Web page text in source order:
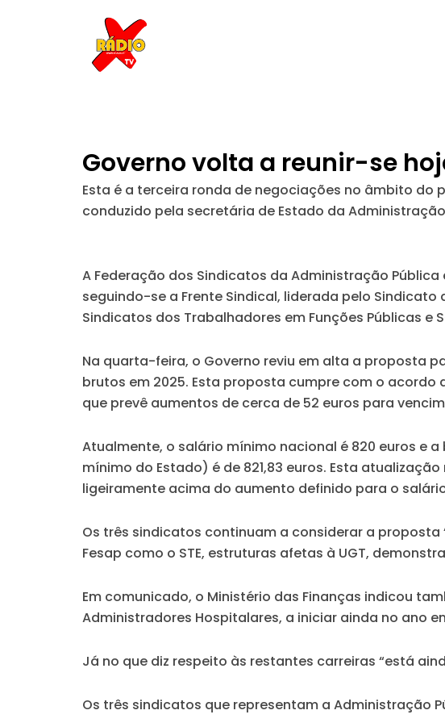
Governo volta a reunir-se
Esta é a terceira ronda de negociações no âmbito do
conduzido pela secretária de Estado da
A Federação dos Sindicatos da Administração
seguindo-se a Frente Sindical, liderada pelo Sindicato
Sindicatos dos Trabalhadores em Funções Públicas e
Na quarta-feira, o Governo reviu em alta a proposta
brutos em 2025. Esta proposta cumpre com o
que prevê aumentos de cerca de 52 euros para
Atualmente, o salário mínimo nacional é 820 euros e
mínimo do Estado) é de 821,83 euros. Esta
ligeiramente acima do aumento definido para o
Os três sindicatos continuam a considerar a proposta
Fesap como o STE, estruturas afetas à UGT,
Em comunicado, o Ministério das Finanças indicou
Administradores Hospitalares, a iniciar ainda no ano
Já no que diz respeito às restantes carreiras “está
Os três sindicatos que representam a Administração